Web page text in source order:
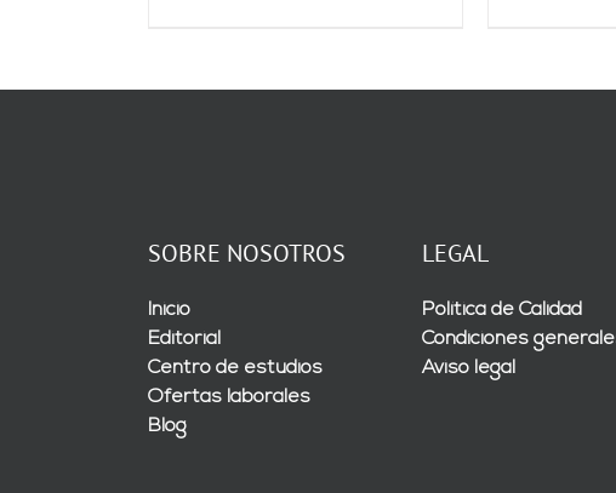
SOBRE NOSOTROS
Inicio
Editorial
Centro de estudios
Ofertas laborales
Blog
LEGAL
Política de Calidad
Condiciones
Aviso legal